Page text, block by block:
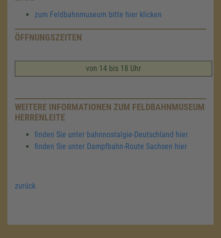
zum Feldbahnmuseum bitte hier klicken
ÖFFNUNGSZEITEN
von 14 bis 18 Uhr
WEITERE INFORMATIONEN ZUM FELDBAHNMUSEUM
HERRENLEITE
finden Sie unter bahnnostalgie-Deutschland hier
finden Sie unter Dampfbahn-Route Sachsen hier
zurück